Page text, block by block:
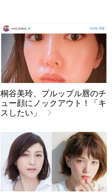
桐谷美玲、プルップル唇のチ
ュー顔にノックアウト！「キ
スしたい」